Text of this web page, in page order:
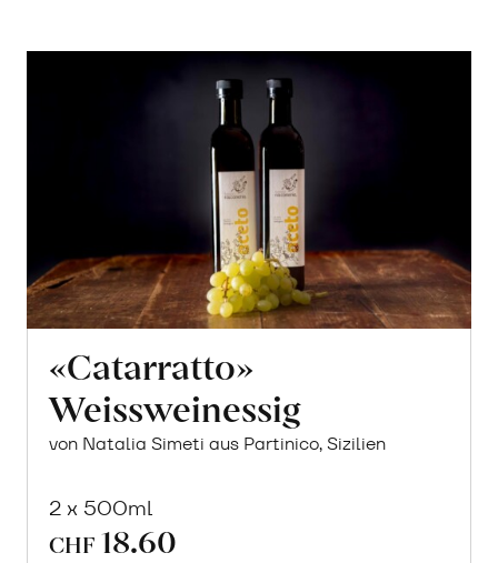
«Catarratto»
Weissweinessig
von Natalia Simeti aus Partinico, Sizilien
2 x 500ml
CHF 18.60